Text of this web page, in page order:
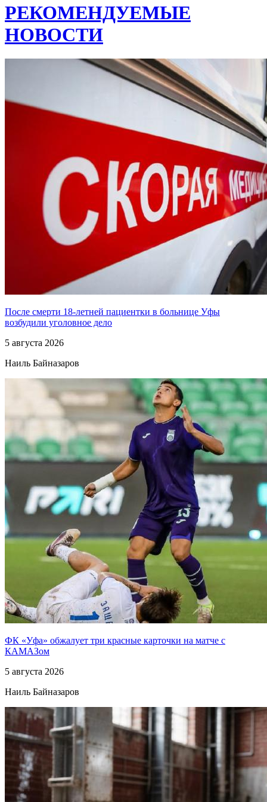
РЕКОМЕНДУЕМЫЕ
НОВОСТИ
После смерти 18-летней пациентки в больнице Уфы
возбудили уголовное дело
5 августа 2026
Наиль Байназаров
ФК «Уфа» обжалует три красные карточки на матче с
КАМАЗом
5 августа 2026
Наиль Байназаров